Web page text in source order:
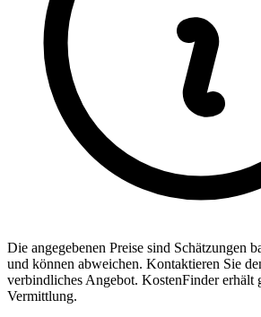
Die angegebenen Preise sind Schätzungen
und können abweichen. Kontaktieren Sie
verbindliches Angebot. KostenFinder erhält
Vermittlung.